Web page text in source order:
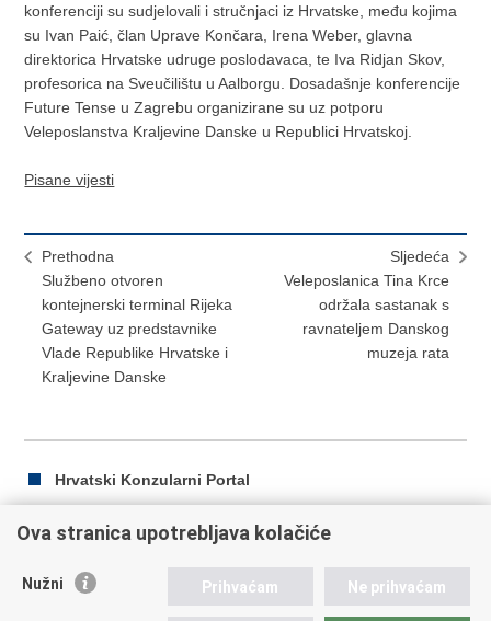
konferenciji su sudjelovali i stručnjaci iz Hrvatske, među kojima
su Ivan Paić, član Uprave Končara, Irena Weber, glavna
direktorica Hrvatske udruge poslodavaca, te Iva Ridjan Skov,
profesorica na Sveučilištu u Aalborgu. Dosadašnje konferencije
Future Tense u Zagrebu organizirane su uz potporu
Veleposlanstva Kraljevine Danske u Republici Hrvatskoj.
Pisane vijesti
Prethodna
Službeno otvoren
kontejnerski terminal Rijeka
Gateway uz predstavnike
Vlade Republike Hrvatske i
Kraljevine Danske
Sljedeća
Veleposlanica Tina Krce
održala sastanak s
ravnateljem Danskog
muzeja rata
Hrvatski Konzularni Portal
Ispiši
Podijeli
Ova stranica upotrebljava kolačiće
Nužni Prihvaćam Ne prihvaćam